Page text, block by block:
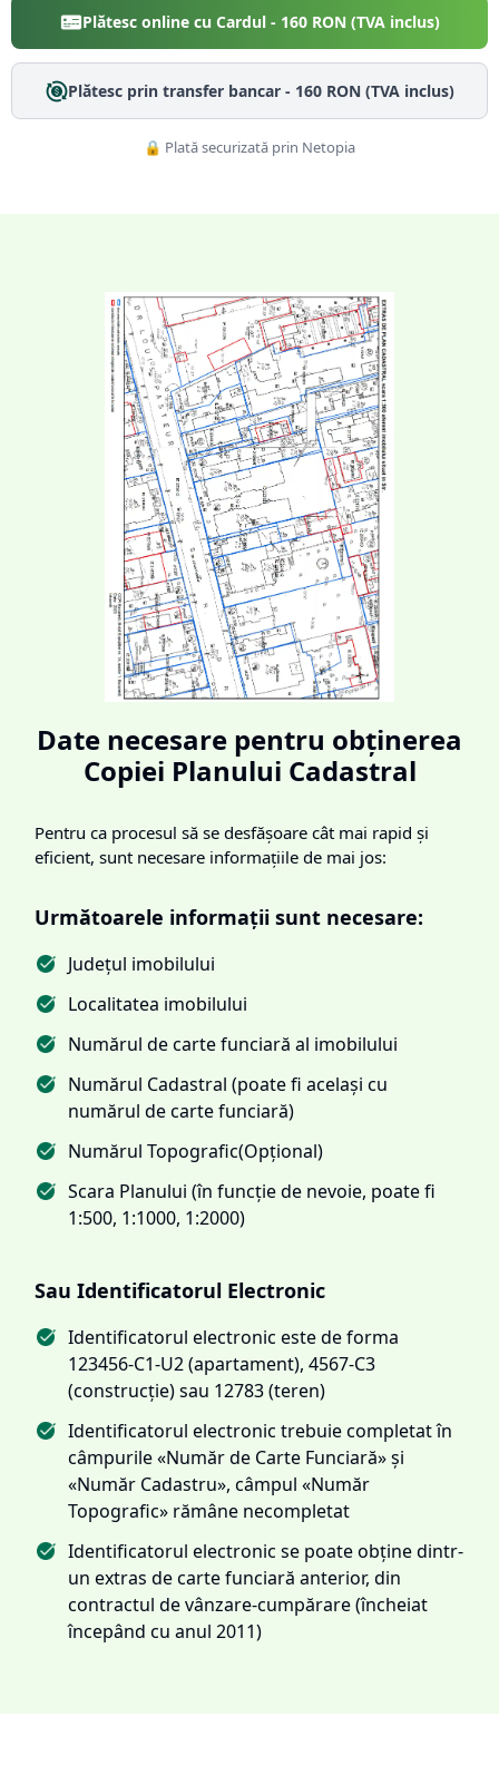
Plătesc online cu Cardul - 160RON (TVA inclus)
Plătesc prin transfer bancar - 160RON (TVA inclus)
🔒 Plată securizată prin Netopia
Date necesare pentru obținerea
Copiei Planului Cadastral
Pentru ca procesul să se desfășoare cât mai rapid și
eficient, sunt necesare informațiile de mai jos:
Următoarele informații sunt necesare:
Județul imobilului
Localitatea imobilului
Numărul de carte funciară al imobilului
Numărul Cadastral (poate fi același cu
numărul de carte funciară)
Numărul Topografic(Opțional)
Scara Planului (în funcție de nevoie, poate fi
1:500, 1:1000, 1:2000)
Sau Identificatorul Electronic
Identificatorul electronic este de forma
123456-C1-U2 (apartament), 4567-C3
(construcție) sau 12783 (teren)
Identificatorul electronic trebuie completat în
câmpurile «Număr de Carte Funciară» și
«Număr Cadastru», câmpul «Număr
Topografic» rămâne necompletat
Identificatorul electronic se poate obține dintr-
un extras de carte funciară anterior, din
contractul de vânzare-cumpărare (încheiat
începând cu anul 2011)